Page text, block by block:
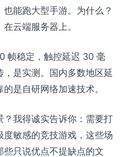
能跑大型手游。为什么？
云端服务器上。
帧稳定，触控延迟 30 毫
是实测。国内多数地区延
是自研网络加速技术。
我得诚实告诉你：需要打
敏感的竞技游戏，这些场
只说优点不提缺点的文